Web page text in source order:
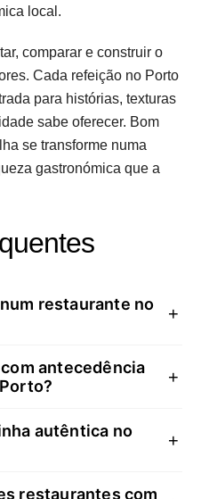
local.
comparar e construir o
Cada refeição no Porto
para histórias, texturas
sabe oferecer. Bom
se transforme numa
gastronómica que a
restaurante no
+
€ e 200 € por pessoa.
refeições completas por
de alta gastronomia
comprometer a
antecedência
+
com estrela
para o Douro e durante
autêntica no
+
Passos Manuel, é a
restaurantes com